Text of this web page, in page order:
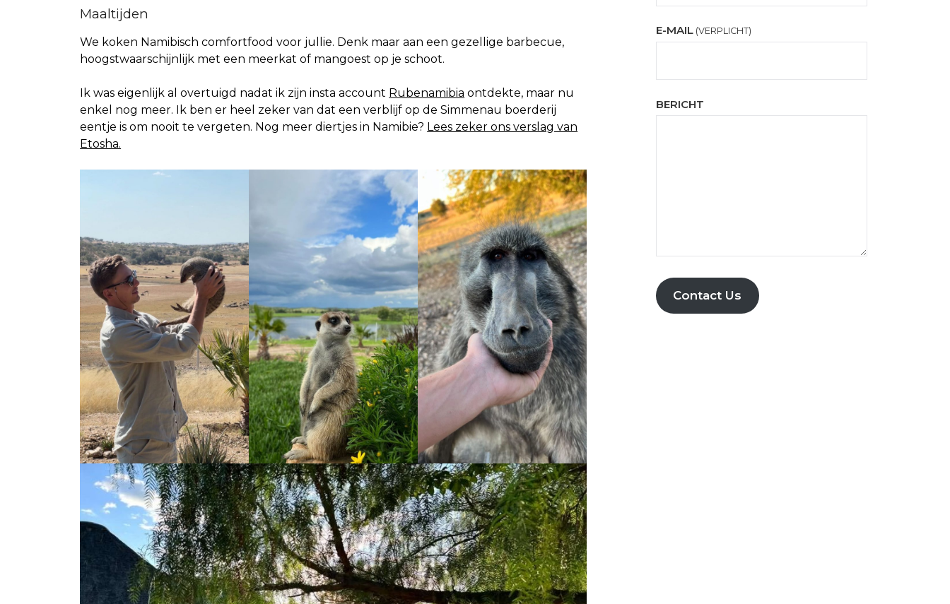
Maaltijden
We koken Namibisch comfortfood voor jullie. Denk maar aan een gezellige barbecue,
hoogstwaarschijnlijk met een meerkat of mangoest op je schoot.
Ik was eigenlijk al overtuigd nadat ik zijn insta account Rubenamibia ontdekte, maar nu
enkel nog meer. Ik ben er heel zeker van dat een verblijf op de Simmenau boerderij
eentje is om nooit te vergeten. Nog meer diertjes in Namibie? Lees zeker ons verslag van
Etosha.
E-MAIL (VERPLICHT)
BERICHT
Contact Us